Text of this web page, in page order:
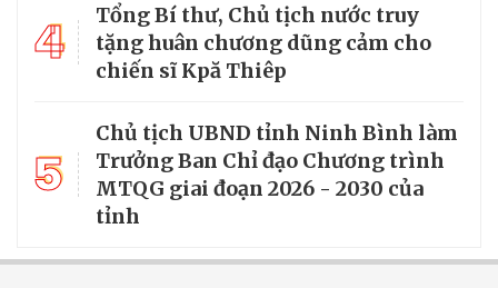
4
Tổng Bí thư, Chủ tịch nước truy
tặng huân chương dũng cảm cho
chiến sĩ Kpă Thiêp
5
Chủ tịch UBND tỉnh Ninh Bình làm
Trưởng Ban Chỉ đạo Chương trình
MTQG giai đoạn 2026 - 2030 của
tỉnh